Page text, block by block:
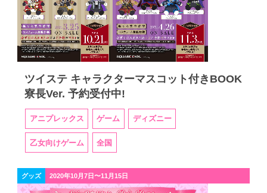
ツイステ キャラクターマスコット付きBOOK
寮長Ver. 予約受付中!
アニプレックス ゲーム ディズニー
乙女向けゲーム 全国
グッズ 2020年10月7日〜11月15日